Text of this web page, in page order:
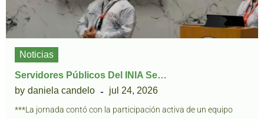
Noticias
Servidores Públicos Del INIA Se…
by daniela candelo jul 24, 2026
***La jornada contó con la participación activa de un equipo